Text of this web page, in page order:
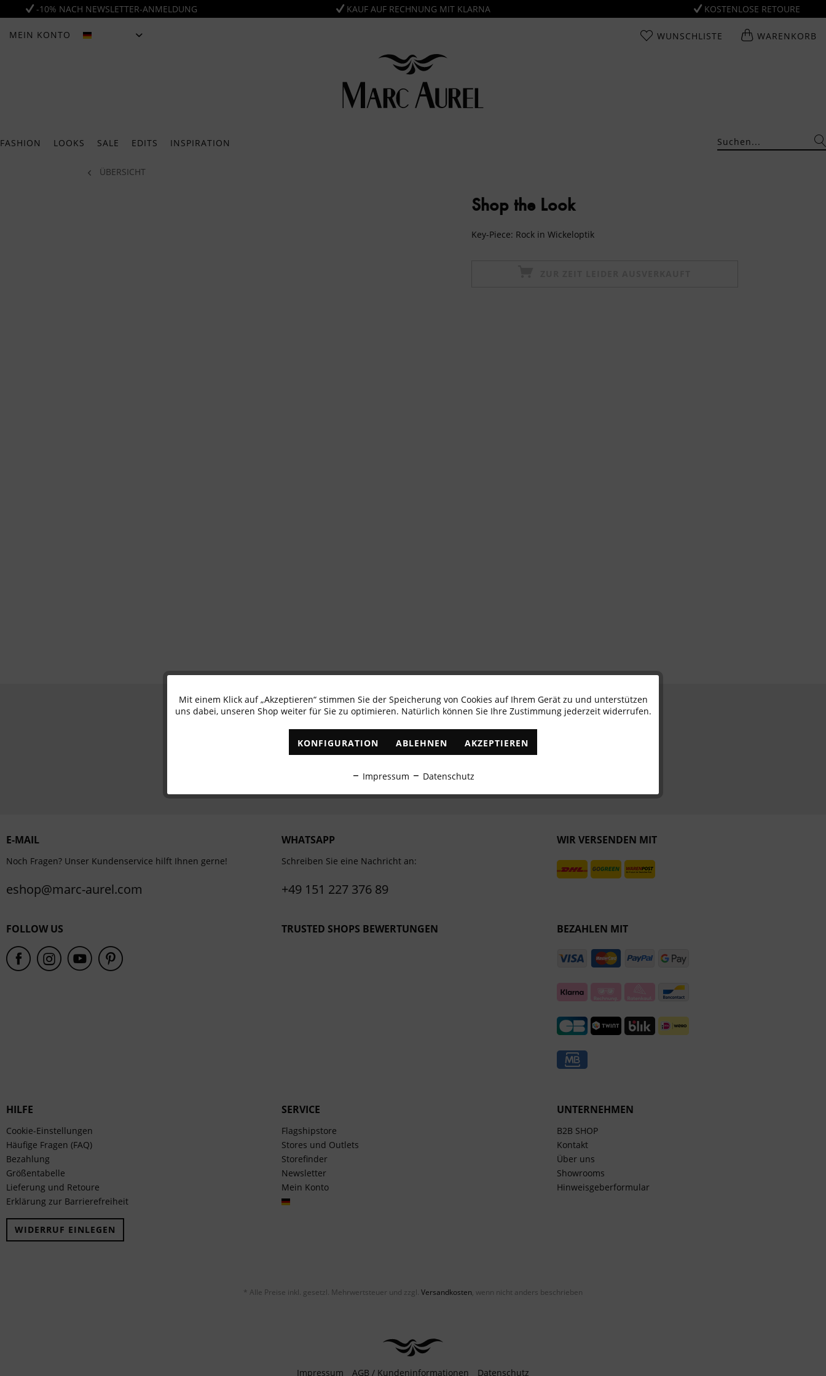
-10% NACH NEWSLETTER-ANMELDUNG KAUF AUF RECHNUNG MIT KLARNA KOSTENLOSE RETOURE
MEIN KONTO WUNSCHLISTE WARENKORB
FASHION LOOKS SALE EDITS INSPIRATION
ÜBERSICHT
Shop the Look
Key-Piece: Rock in Wickeloptik
Newsletter abonnieren & 10% - Gutschein erhalten
✓ Exklusive Angebote ✓ Die aktuellsten Trends
E-MAIL
Noch Fragen? Unser Kundenservice hilft Ihnen gerne!
eshop@marc-aurel.com
WHATSAPP
Schreiben Sie eine Nachricht an:
+49 151 227 376 89
WIR VERSENDEN MIT
FOLLOW US TRUSTED SHOPS BEWERTUNGEN BEZAHLEN MIT
HILFE
Cookie-Einstellungen
Häufige Fragen (FAQ)
Bezahlung
Größentabelle
Lieferung und Retoure
Erklärung zur Barrierefreiheit
WIDERRUF EINLEGEN
SERVICE
Flagshipstore
Stores und Outlets
Storefinder
Newsletter
Mein Konto
UNTERNEHMEN
B2B SHOP
Kontakt
Über uns
Showrooms
Hinweisgeberformular
* Alle Preise inkl. gesetzl. Mehrwertsteuer und zzgl. Versandkosten, wenn nicht anders beschrieben
Impressum AGB / Kundeninformationen Datenschutz
Funktionale Aktiv
Mit einem Klick auf „Akzeptieren“ stimmen Sie der Speicherung von Cookies auf Ihrem Gerät zu und unterstützen
uns dabei, unseren Shop weiter für Sie zu optimieren. Natürlich können Sie Ihre Zustimmung jederzeit widerrufen.
KONFIGURATION ABLEHNEN AKZEPTIEREN
Impressum Datenschutz